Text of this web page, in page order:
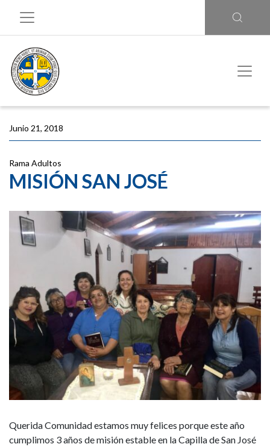
Junio 21, 2018
Rama Adultos
MISIÓN SAN JOSÉ
Querida Comunidad estamos muy felices porque este año
cumplimos 3 años de misión estable en la Capilla de San José